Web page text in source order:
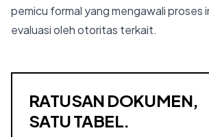
pemicu formal yang mengawali proses
evaluasi oleh otoritas terkait.
RATUSAN DOKUMEN,
SATU TABEL.